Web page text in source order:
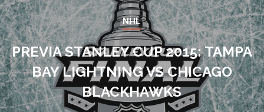
NHL
PREVIA STANLEY CUP 2015: TAMPA
BAY LIGHTNING VS CHICAGO
BLACKHAWKS